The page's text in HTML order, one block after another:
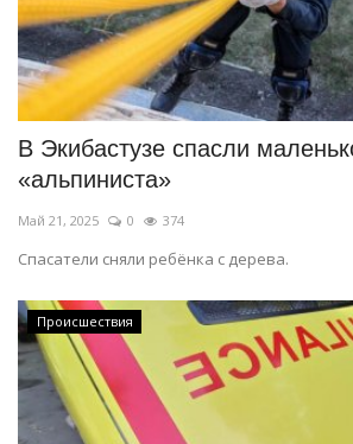
В Экибастузе спасли
«альпиниста»
Май 21, 2025 0 374
Спасатели сняли ребёнка с дерева.
Происшествия